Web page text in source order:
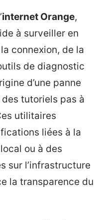
internet Orange,
à surveiller en
connexion, de la
de diagnostic
d’une panne
tutoriels pas à
utilitaires
liées à la
ou à des
sur l’infrastructure
la transparence du